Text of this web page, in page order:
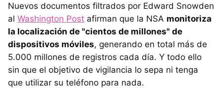
Nuevos documentos filtrados por Edward Snowden
al Washington Post afirman que la NSA monitoriza
la localización de "cientos de millones" de
dispositivos móviles, generando en total más de
5.000 millones de registros cada día. Y todo ello
sin que el objetivo de vigilancia lo sepa ni tenga
que utilizar su teléfono para nada.